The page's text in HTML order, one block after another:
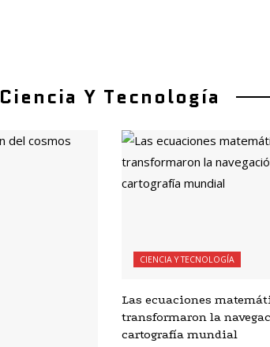
Ciencia Y Tecnología
CIENCIA Y TECNOLOGÍA
Las ecuaciones
transformaron la
cartografía mundial